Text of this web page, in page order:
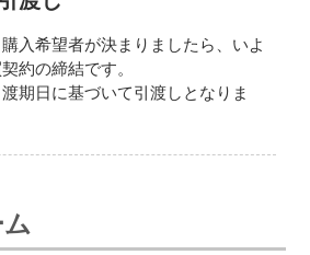
入希望者が決まりましたら、いよ
約の締結です。
期日に基づいて引渡しとなりま